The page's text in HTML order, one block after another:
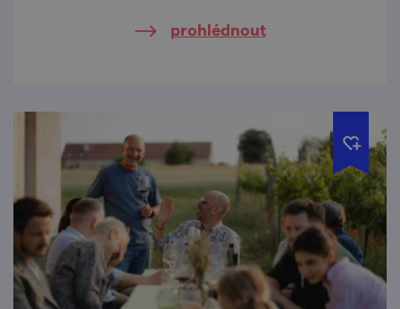
prohlédnout